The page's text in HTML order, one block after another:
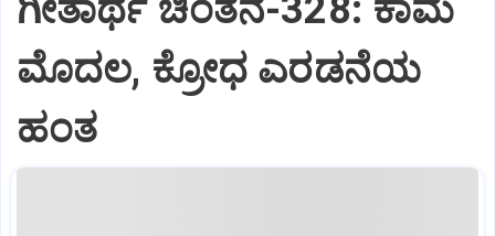
ಗೀತಾರ್ಥ ಚಿಂತನೆ-328: ಕಾಮ
ಮೊದಲ, ಕ್ರೋಧ ಎರಡನೆಯ
ಹಂತ